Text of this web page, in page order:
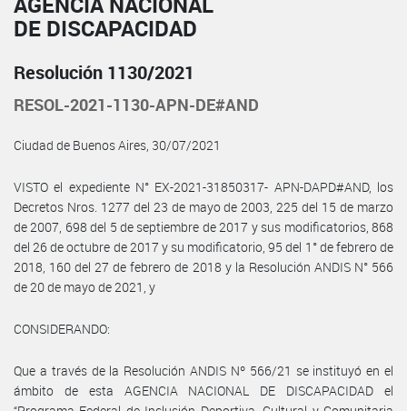
DE DISCAPACIDAD
Resolución 1130/2021
RESOL-2021-1130-APN-DE#AND
Ciudad de Buenos Aires, 30/07/2021
VISTO el expediente N° EX-2021-31850317- APN-DAPD#AND, los
Decretos Nros. 1277 del 23 de mayo de 2003, 225 del 15 de marzo
de 2007, 698 del 5 de septiembre de 2017 y sus modificatorios, 868
del 26 de octubre de 2017 y su modificatorio, 95 del 1° de febrero de
2018, 160 del 27 de febrero de 2018 y la Resolución ANDIS N° 566
de 20 de mayo de 2021, y
CONSIDERANDO:
Que a través de la Resolución ANDIS Nº 566/21 se instituyó en el
ámbito de esta AGENCIA NACIONAL DE DISCAPACIDAD el